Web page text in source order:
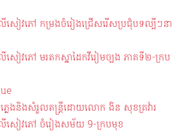
សៀវភៅ កម្រងចំរៀងជ្រើសរើសប្រជុំបទល្បីៗនា
ៀវភៅ មរតកស្នាដៃកវីរៀមច្បង ភាគទី២-ក្រប
លេងនិងសំរួលតន្រ្តីដោយលោក ងិន សុខគ្រវ៉ារ
សៀវភៅ ចំរៀងសម័យ 9-ក្របមុខ